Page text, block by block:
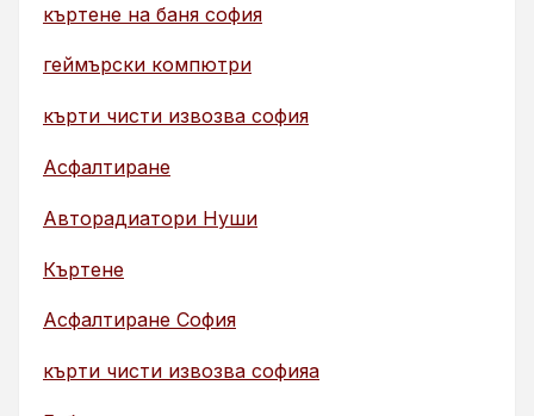
къртене на баня софия
геймърски компютри
кърти чисти извозва софия
Асфалтиране
Авторадиатори Нуши
Къртене
Асфалтиране София
кърти чисти извозва софияа